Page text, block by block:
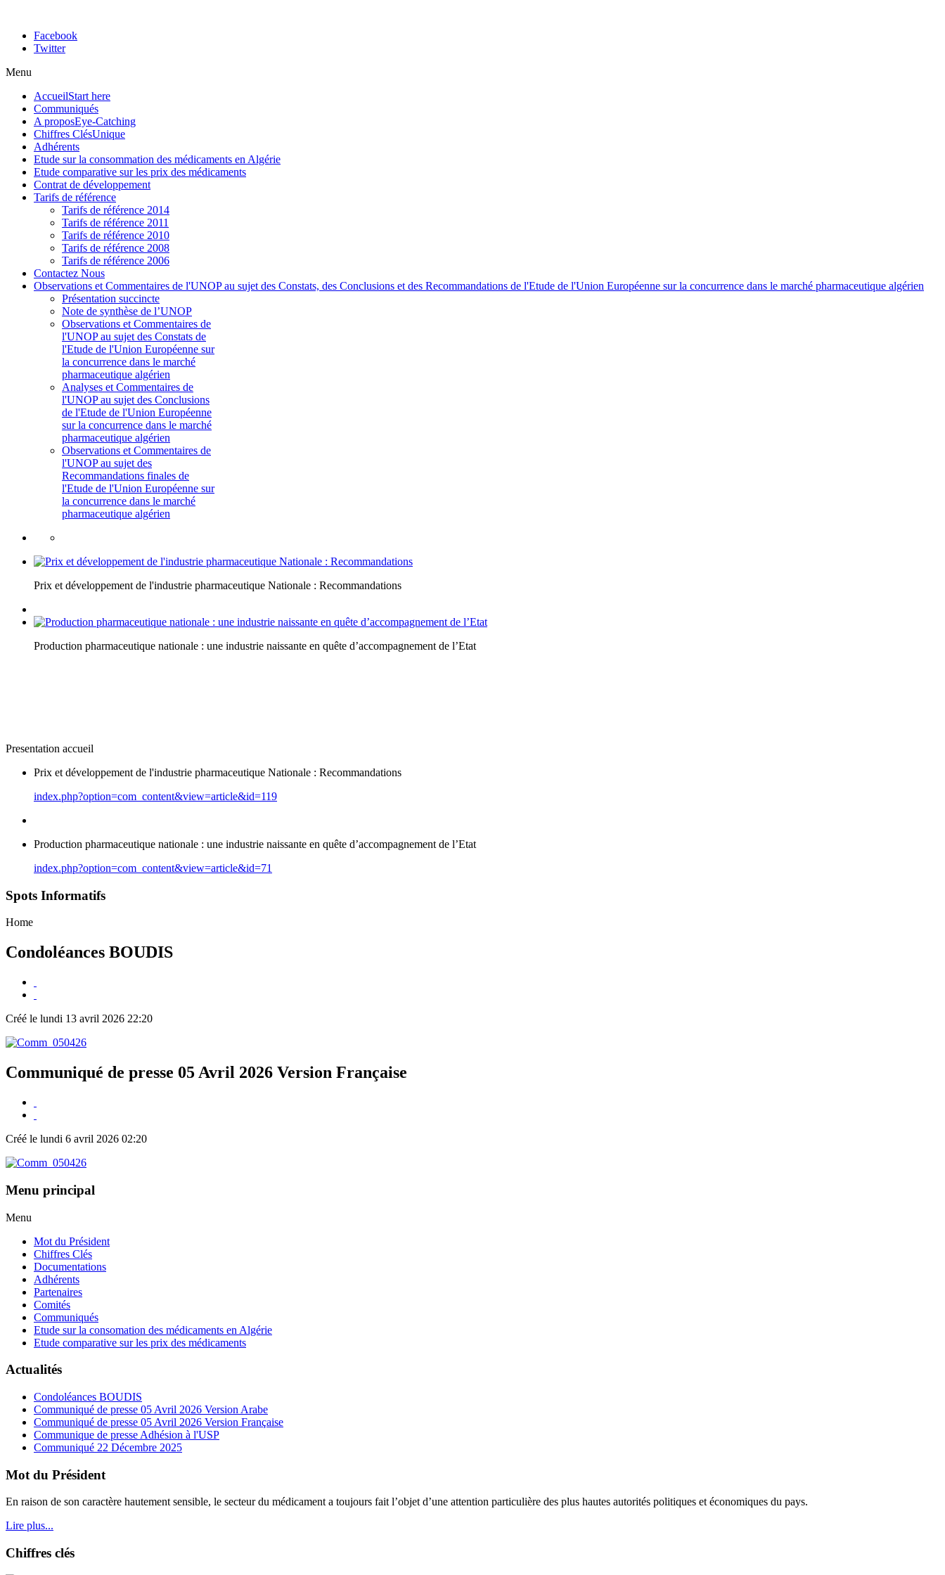
Facebook
Twitter
Menu
AccueilStart here
Communiqués
A proposEye-Catching
Chiffres ClésUnique
Adhérents
Etude sur la consommation des médicaments en Algérie
Etude comparative sur les prix des médicaments
Contrat de développement
Tarifs de référence
Tarifs de référence 2014
Tarifs de référence 2011
Tarifs de référence 2010
Tarifs de référence 2008
Tarifs de référence 2006
Contactez Nous
Observations et Commentaires de l'UNOP au sujet des Constats, des Conclusions et des Recommandations de l'Etude de l'Union Européenne sur la concurrence dans le marché pharmaceutique algérien
Présentation succincte
Note de synthèse de l’UNOP
Observations et Commentaires de
l'UNOP au sujet des Constats de
l'Etude de l'Union Européenne sur
la concurrence dans le marché
pharmaceutique algérien
Analyses et Commentaires de
l'UNOP au sujet des Conclusions
de l'Etude de l'Union Européenne
sur la concurrence dans le marché
pharmaceutique algérien
Observations et Commentaires de
l'UNOP au sujet des
Recommandations finales de
l'Etude de l'Union Européenne sur
la concurrence dans le marché
pharmaceutique algérien
Prix et développement de l'industrie pharmaceutique Nationale : Recommandations
Production pharmaceutique nationale : une industrie naissante en quête d’accompagnement de l’Etat
Presentation accueil
Prix et développement de l'industrie pharmaceutique Nationale : Recommandations
index.php?option=com_content&view=article&id=119
Production pharmaceutique nationale : une industrie naissante en quête d’accompagnement de l’Etat
index.php?option=com_content&view=article&id=71
Spots Informatifs
Home
Condoléances BOUDIS
Créé le lundi 13 avril 2026 22:20
Communiqué de presse 05 Avril 2026 Version Française
Créé le lundi 6 avril 2026 02:20
Menu principal
Menu
Mot du Président
Chiffres Clés
Documentations
Adhérents
Partenaires
Comités
Communiqués
Etude sur la consomation des médicaments en Algérie
Etude comparative sur les prix des médicaments
Actualités
Condoléances BOUDIS
Communiqué de presse 05 Avril 2026 Version Arabe
Communiqué de presse 05 Avril 2026 Version Française
Communique de presse Adhésion à l'USP
Communiqué 22 Décembre 2025
Mot du Président
En raison de son caractère hautement sensible, le secteur du médicament a toujours fait l’objet d’une attention particulière des plus hautes autorités politiques et économiques du pays.
Lire plus...
Chiffres clés